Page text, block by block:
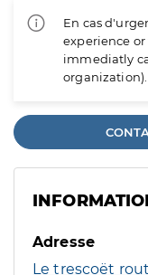
En cas
experience
immediatly
organization).
Adresse
Le trescoët